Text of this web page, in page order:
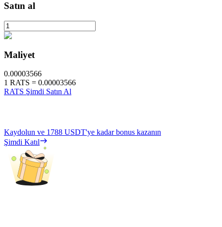
Satın al
Maliyet
0.00003566
1 RATS = 0.00003566
RATS Şimdi Satın Al
Kaydolun ve 1788 USDT'ye kadar bonus kazanın
Şimdi Katıl